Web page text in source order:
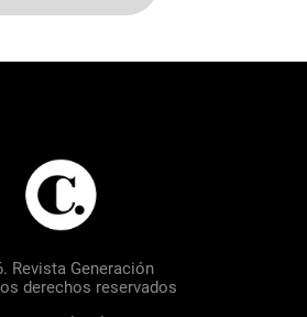
Revista Generación
derechos reservados